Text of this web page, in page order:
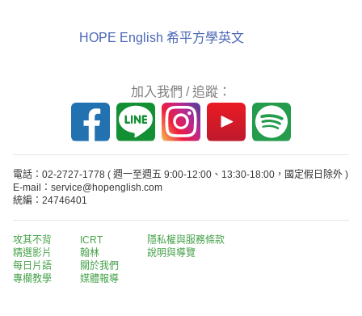
HOPE English 希平方學英文
加入我們 / 追蹤：
電話：02-2727-1778 ( 週一至週五 9:00-12:00、13:30-18:00，國定假日除外 )
E-mail：service@hopenglish.com
統編：24746401
攻其不背
精選影片
每日片語
專欄教學
ICRT
翰林
關於我們
媒體報導
隱私權與服務條款
說明與導覽